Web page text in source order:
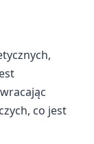
co jest